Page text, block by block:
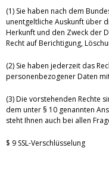
(1) Sie haben nach dem
unentgeltliche Auskunft über
Herkunft und den Zweck der
Recht auf Berichtigung,
(2) Sie haben jederzeit das
personenbezogener Daten
(3) Die vorstehenden Rechte
dem unter § 10 genannten
steht Ihnen auch bei allen
$ 9 SSL-Verschlüsselung